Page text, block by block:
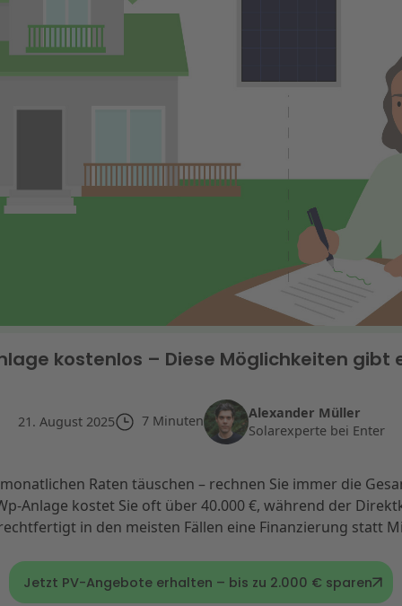
kostenlos – Diese Möglichkeiten gibt
21. August 2025 7 Minuten
Alexander Müller
Solarexperte bei Enter
Raten täuschen – rechnen Sie immer die
Anlage kostet Sie oft über 40.000 €, während der
in den meisten Fällen eine Finanzierung statt
Jetzt PV-Angebote erhalten – bis zu 2.000 € sparen